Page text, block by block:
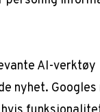
AI-verktøy
nyhet.